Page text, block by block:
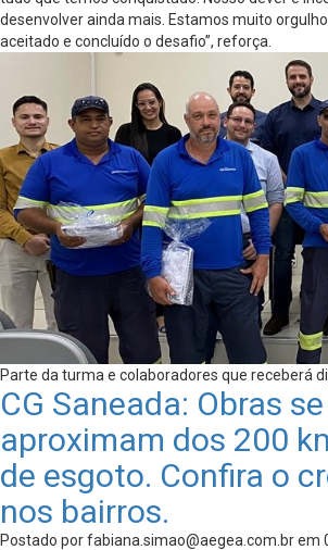
desenvolver ainda mais. Estamos muito
aceitado e concluído o desafio”, reforça.
Parte da turma e colaboradores que receberá
CG Saneada: Obras se
aproximam dos 200
de esgoto. Confira o
nos bairros.
Postado porfabiana.simao@aegea.com.brem